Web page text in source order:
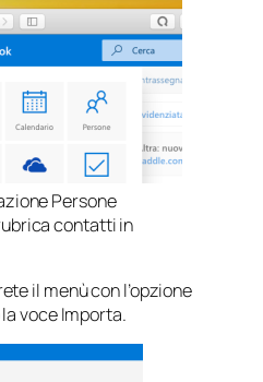
Persone
contatti in
il menù con l’opzione
voce Importa.